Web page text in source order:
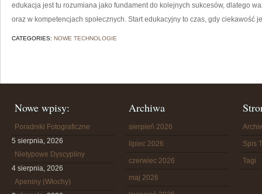
edukacja jest tu rozumiana jako fundament do kolejnych sukcesów, dlatego
oraz w kompetencjach społecznych. Start edukacyjny to czas, gdy ciekawość
CATEGORIES: NOWE TECHNOLOGIE
Nowe wpisy:
Poradniki Fotograficzne
5 sierpnia, 2026
Nietypowe Dyscypliny
4 sierpnia, 2026
Apeniny (Włochy)
Archiwa
sierpień 2026
lipiec 2026
czerwiec 2026
maj 2026
Spis
Tagi